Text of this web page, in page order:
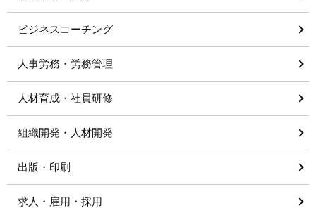
ビジネスコーチング
人事労務・労務管理
人材育成・社員研修
組織開発・人材開発
出版・印刷
求人・雇用・採用